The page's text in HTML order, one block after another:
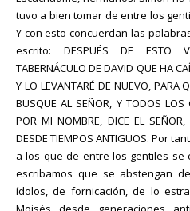
tuvo a bien tomar de entre los
Y con esto concuerdan las
escrito: DESPUÉS DE ESTO
TABERNÁCULO DE DAVID QUE HA
Y LO LEVANTARÉ DE NUEVO, PARA
BUSQUE AL SEÑOR, Y TODOS LOS
POR MI NOMBRE, DICE EL
DESDE TIEMPOS ANTIGUOS. Por
a los que de entre los gentiles se
escribamos que se abstengan
ídolos, de fornicación, de lo